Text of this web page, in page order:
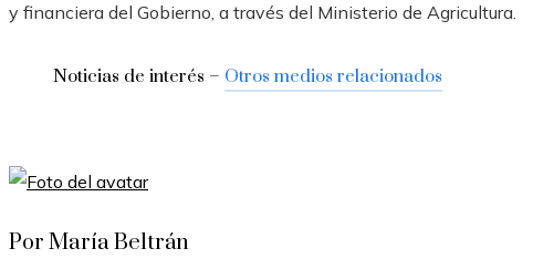
y financiera del Gobierno, a través del Ministerio de Agricultura.
Noticias de interés – Otros medios relacionados
Por María Beltrán